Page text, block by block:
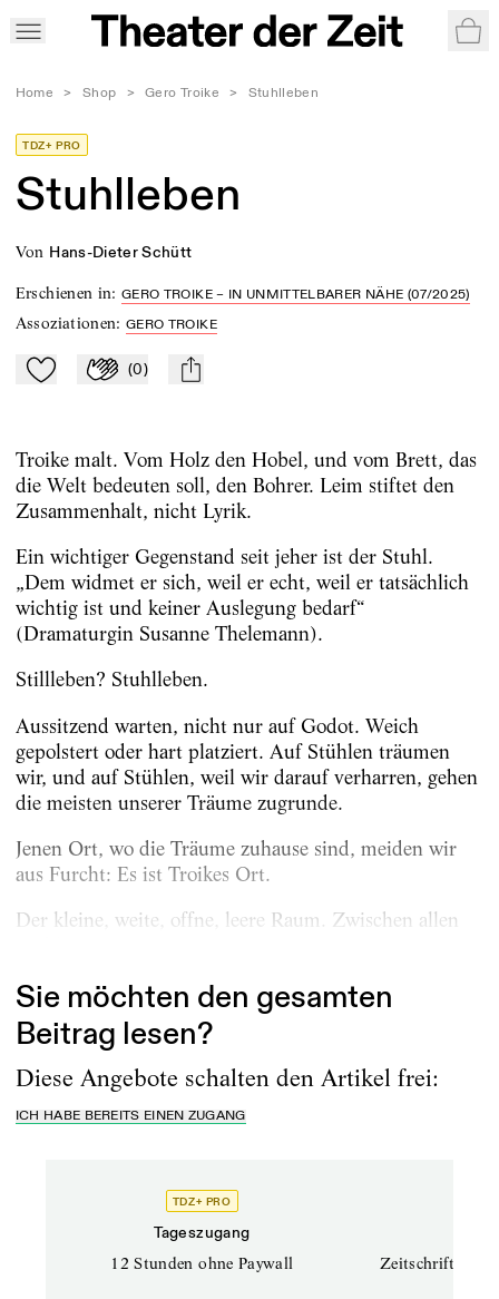
Home > Shop > Gero Troike > Stuhlleben
TDZ+ PRO
Stuhlleben
von Hans-Dieter Schütt
Erschienen in:GERO TROIKE – IN UNMITTELBARER NÄHE (07/2025)
Assoziationen:GERO TROIKE
Zu Mein-TdZ hinzufügen
Applaudieren
(0) mail
Troike malt. Vom Holz den Hobel, und vom Brett, das
die Welt bedeuten soll, den Bohrer. Leim stiftet den
Zusammenhalt, nicht Lyrik.
Ein wichtiger Gegenstand seit jeher ist der Stuhl.
„Dem widmet er sich, weil er echt, weil er tatsächlich
wichtig ist und keiner Auslegung bedarf“
(Dramaturgin Susanne Thelemann).
Stillleben? Stuhlleben.
Aussitzend warten, nicht nur auf Godot. Weich
gepolstert oder hart platziert. Auf Stühlen träumen
wir, und auf Stühlen, weil wir darauf verharren, gehen
die meisten unserer Träume zugrunde.
Jenen Ort, wo die Träume zuhause sind, meiden wir
aus Furcht: Es ist Troikes Ort.
Der kleine, weite, offne, leere Raum. Zwischen allen
Sie möchten den gesamten
Beitrag lesen?
Diese Angebote schalten den Artikel frei:
ICH HABE BEREITS EINEN ZUGANG
TDZ+ PRO
Tageszugang
12 Stunden ohne Paywall Zeitschriften